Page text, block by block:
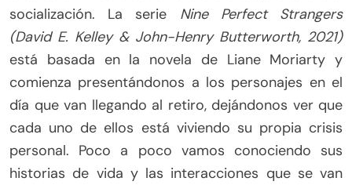
socialización. La serie Nine Perfect Strangers
(David E. Kelley & John-Henry Butterworth, 2021)
está basada en la novela de Liane Moriarty y
comienza presentándonos a los personajes en el
día que van llegando al retiro, dejándonos ver que
cada uno de ellos está viviendo su propia crisis
personal. Poco a poco vamos conociendo sus
historias de vida y las interacciones que se van